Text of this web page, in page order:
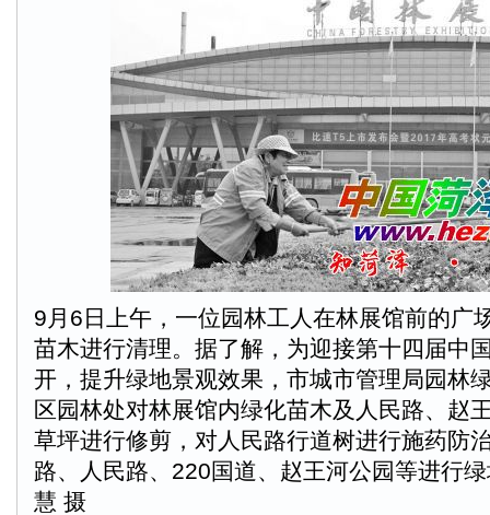
9月6日上午，一位园林工人在林展馆前的广
苗木进行清理。据了解，为迎接第十四届中
开，提升绿地景观效果，市城市管理局园林
区园林处对林展馆内绿化苗木及人民路、赵
草坪进行修剪，对人民路行道树进行施药防
路、人民路、220国道、赵王河公园等进行
慧 摄